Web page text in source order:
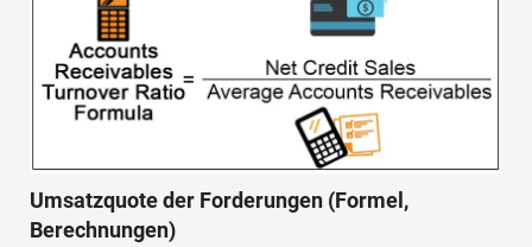
Umsatzquote der Forderungen (Formel,
Berechnungen)